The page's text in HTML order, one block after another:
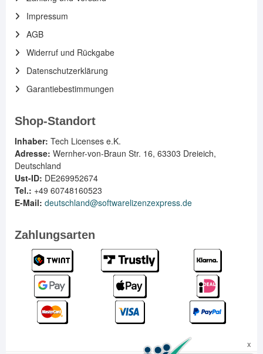
Impressum
AGB
Widerruf und Rückgabe
Datenschutzerklärung
Garantiebestimmungen
Shop-Standort
Inhaber: Tech Licenses e.K.
Adresse: Wernher-von-Braun Str. 16, 63303 Dreieich,
Deutschland
Ust-ID: DE269952674
Tel.: +49 60748160523
E-Mail: deutschland@softwarelizenzexpress.de
Zahlungsarten